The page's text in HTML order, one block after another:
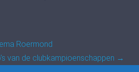
Roermond
van de clubkampioenschappen →